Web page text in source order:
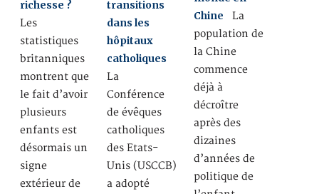
richesse ?
Les
statistiques
britanniques
montrent que
le fait d’avoir
plusieurs
enfants est
désormais un
signe
extérieur de
transitions
dans les
hôpitaux
catholiques
La
Conférence
de évêques
catholiques
des Etats-
Unis (USCCB)
a adopté
Chine La
population de
la Chine
commence
déjà à
décroître
après des
dizaines
d’années de
politique de